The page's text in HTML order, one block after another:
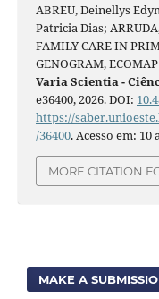
ABREU, Deinellys
Patricia Dias;
FAMILY CARE IN
GENOGRAM,
Varia Scientia -
e36400, 2026. DOI:
https://
/36400. Acesso em: 10
MORE CITATION
MAKE A